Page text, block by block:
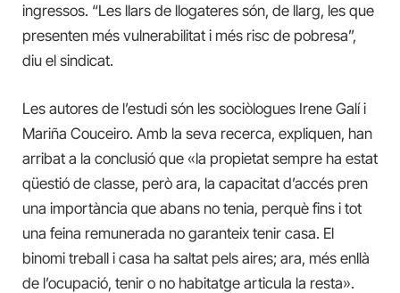
ingressos. “Les llars de llogateres són, de llarg, les que
presenten més vulnerabilitat i més risc de pobresa”,
diu el sindicat.
Les autores de l’estudi són les sociòlogues Irene Galí i
Mariña Couceiro. Amb la seva recerca, expliquen, han
arribat a la conclusió que «la propietat sempre ha estat
qüestió de classe, però ara, la capacitat d’accés pren
una importància que abans no tenia, perquè fins i tot
una feina remunerada no garanteix tenir casa. El
binomi treball i casa ha saltat pels aires; ara, més enllà
de l’ocupació, tenir o no habitatge articula la resta».